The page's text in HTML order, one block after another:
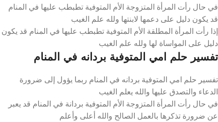
في حال رأت المرأة المتزوجة الأم المتوفية تطبطب عليها في المنام
قد يكون دليل على دعمها لابنتها ولله علم الغيب
إذا رأت المرأة المطلقة الأم المتوفية تطبطب عليها في المنام قد يكون
دليل على المواساة لها ولله علم الغيب
تفسير حلم امي المتوفية بردانه في المنام
تفسير حلم امي المتوفية بردانه في المنام ربما يؤول إلى ضرورة
الدعاء والتصدق عليها والله يعلم الغيب
في حال رأت المرأة المتزوجة الأم المتوفية بردانة في المنام قد يعبر
عن ضرورة تذكرها بالعمل الصالح والله أعلى وأعلم